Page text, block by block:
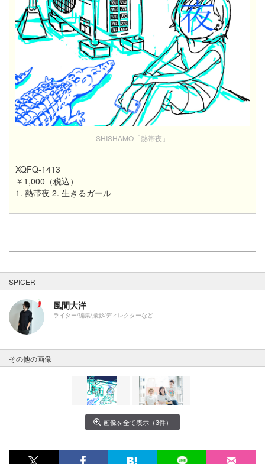
SHISHAMO「熱帯夜」
XQFQ-1413
￥1,000（税込）
1. 熱帯夜 2. 生きるガール
SPICER
風間大洋
ライター/編集/撮影/ディレクターなど
その他の画像
画像を全て表示（3件）